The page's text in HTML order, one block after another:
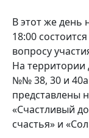
В этот же день
18:00
вопросу
На
№№ 38, 30 и 40а
представлены
«Счастливый
счастья» и